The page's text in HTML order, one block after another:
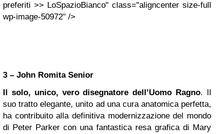
preferiti >> LoSpazioBianco" class="aligncenter size-full
wp-image-50972" />
3 – John Romita Senior
Il solo, unico, vero disegnatore dell’Uomo Ragno. Il
suo tratto elegante, unito ad una cura anatomica perfetta,
ha contribuito alla definitiva modernizzazione del mondo
di Peter Parker con una fantastica resa grafica di Mary